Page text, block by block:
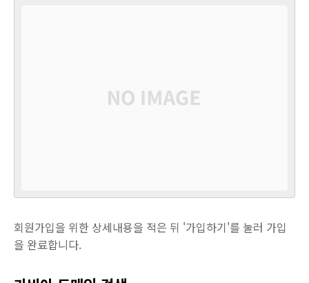
회원가입을 위한 상세내용을 적은 뒤 '가입하기'를 눌러 가입
을 완료합니다.